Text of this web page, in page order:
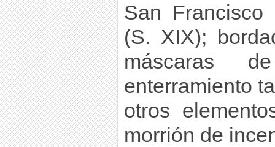
San Francisco
(S. XIX);
máscaras
enterramiento
otros
morrión de